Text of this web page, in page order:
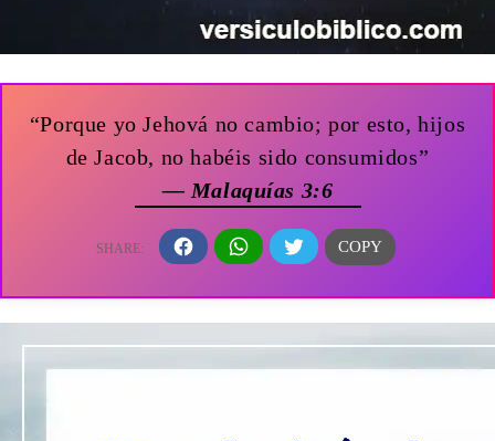
“Porque yo Jehová no cambio; por esto, hijos
de Jacob, no habéis sido consumidos”
— Malaquías 3:6